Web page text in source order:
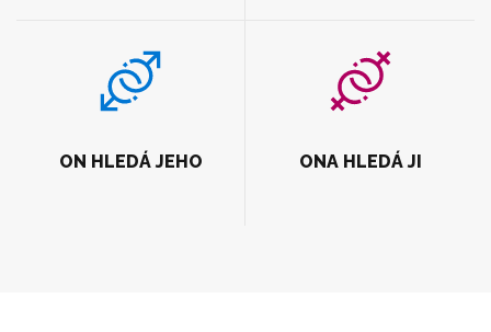
ON HLEDÁ JEHO ONA HLEDÁ JI